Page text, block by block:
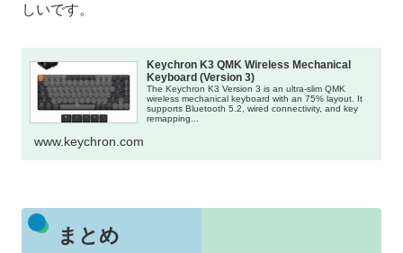
しいです。
Keychron K3 QMK Wireless Mechanical
Keyboard (Version 3)
The Keychron K3 Version 3 is an ultra-slim QMK
wireless mechanical keyboard with an 75% layout. It
supports Bluetooth 5.2, wired connectivity, and key
remapping...
www.keychron.com
まとめ